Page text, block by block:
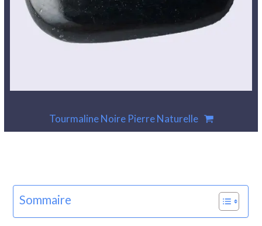
Tourmaline Noire Pierre Naturelle
Sommaire